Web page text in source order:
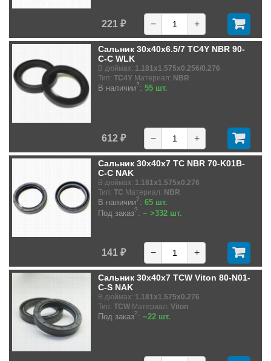
221 ₽ − +
Сальник 30x40x6.5/7 TC4Y NBR 90-
C-C WLK
В дюймах: 1.181x1.575x0.256/0.276
Тип: TC4Y Материал: NBR
В наличии?: 55 шт.
612 ₽ − +
Сальник 30x40x7 TC NBR 70-K01B-
C-C NAK
В дюймах: 1.181x1.575x0.276
Тип: TC Материал: NBR
В наличии?: 65 шт.
Под заказ?: ~ >332 шт.
141 ₽ − +
Сальник 30x40x7 TCW Viton 80-N01-
C-S NAK
В дюймах: 1.181x1.575x0.276
Тип: TCW Материал: Viton
Под заказ?: ~22 шт.